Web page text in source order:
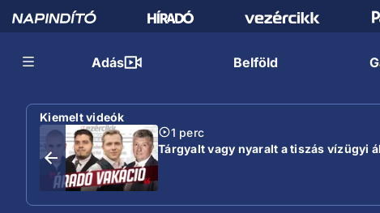
Adás Belföld
Kiemelt videók
1 perc
Tárgyalt vagy nyaralt a tiszás vízügyi